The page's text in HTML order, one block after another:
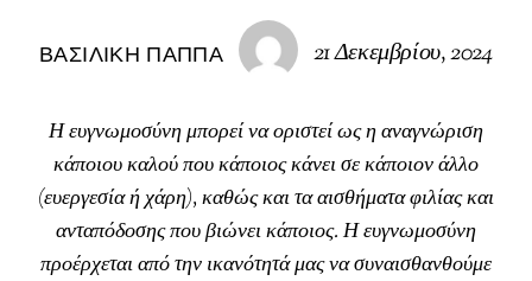
ΒΑΣΙΛΙΚΉ ΠΑΠΠΆ 21 Δεκεμβρίου, 2024
Η ευγνωμοσύνη μπορεί να οριστεί ως η αναγνώριση
κάποιου καλού που κάποιος κάνει σε κάποιον άλλο
(ευεργεσία ή χάρη), καθώς και τα αισθήματα φιλίας και
ανταπόδοσης που βιώνει κάποιος. Η ευγνωμοσύνη
προέρχεται από την ικανότητά μας να συναισθανθούμε